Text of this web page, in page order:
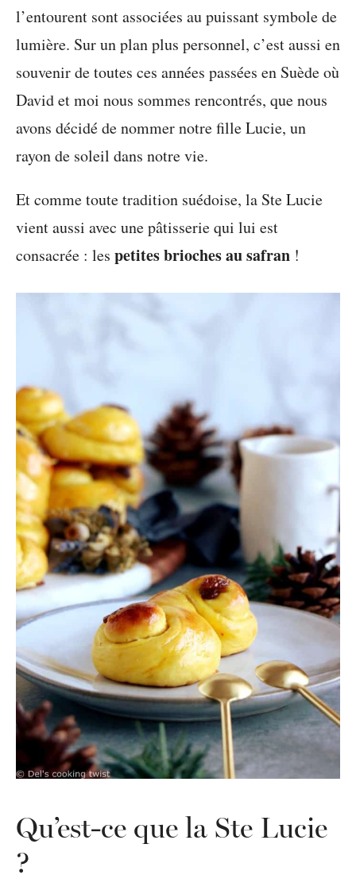
l’entourent sont associées au puissant symbole de
lumière. Sur un plan plus personnel, c’est aussi en
souvenir de toutes ces années passées en Suède où
David et moi nous sommes rencontrés, que nous
avons décidé de nommer notre fille Lucie, un
rayon de soleil dans notre vie.
Et comme toute tradition suédoise, la Ste Lucie
vient aussi avec une pâtisserie qui lui est
consacrée : les petites brioches au safran !
Qu’est-ce que la Ste Lucie
?